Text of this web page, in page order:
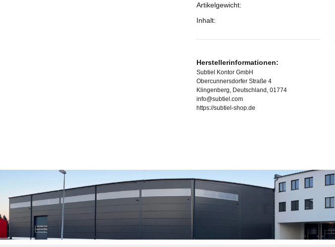
Artikelgewicht:
Inhalt:
Herstellerinformationen:
Subtiel Kontor GmbH
Obercunnersdorfer Straße 4
Klingenberg, Deutschland, 01774
info@subtiel.com
https://subtiel-shop.de